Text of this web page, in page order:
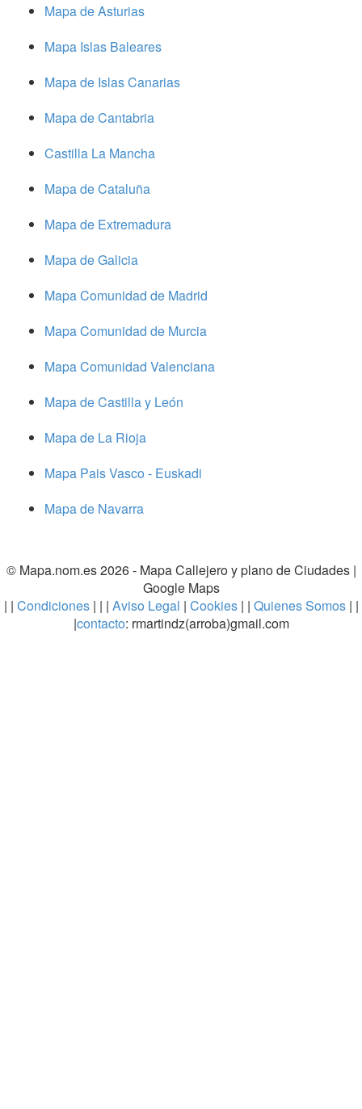
Mapa de Asturias
Mapa Islas Baleares
Mapa de Islas Canarias
Mapa de Cantabria
Castilla La Mancha
Mapa de Cataluña
Mapa de Extremadura
Mapa de Galicia
Mapa Comunidad de Madrid
Mapa Comunidad de Murcia
Mapa Comunidad Valenciana
Mapa de Castilla y León
Mapa de La Rioja
Mapa Pais Vasco - Euskadi
Mapa de Navarra
© Mapa.nom.es 2026 - Mapa Callejero y plano de Ciudades|
Google Maps
| | Condiciones| | | Aviso Legal | Cookies | | Quienes Somos | |
|contacto: rmartindz(arroba)gmail.com